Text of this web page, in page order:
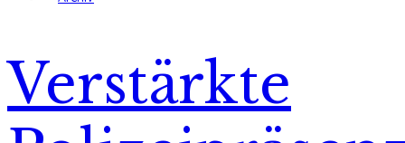
Verstärkte